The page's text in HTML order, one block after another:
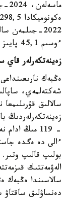
ءوسىم 45,1 پايىز بولدى.
زەينەتكەرلەر قاي
ەڭبەك
شەكتەلمەي،
سالالىق
زەينەتكەرلەردىڭ
ءالى دە ەگدە
بولىپ قالىپ
الەۋمەتتىك
دەنساۋلىق